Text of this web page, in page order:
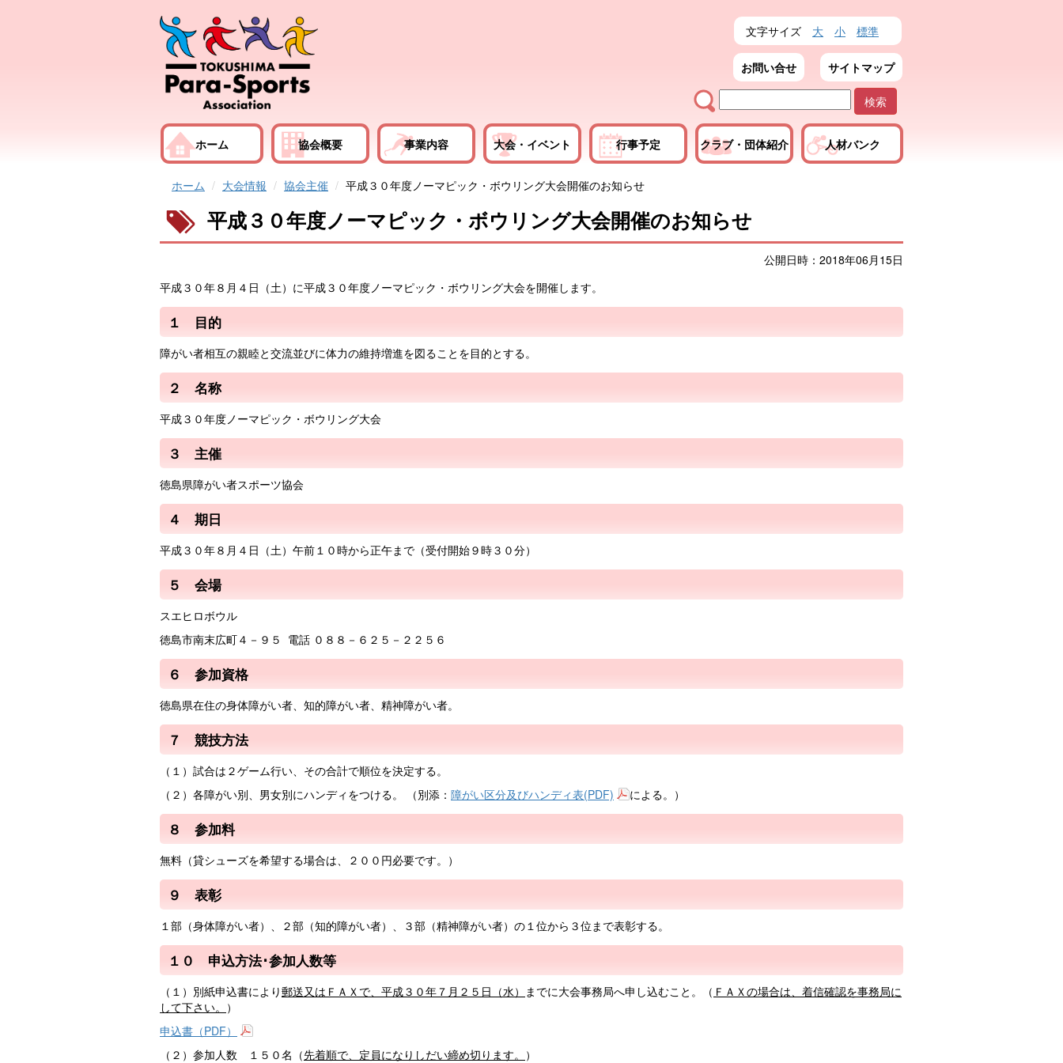
文字サイズ 大 小 標準
お問い合せ サイトマップ
ホーム 協会概要 事業内容 大会・イベント 行事予定 クラブ・団体紹介 人材バンク
ホーム 大会情報 協会主催 平成３０年度ノーマピック・ボウリング大会開催のお知らせ
平成３０年度ノーマピック・ボウリング大会開催のお知らせ
公開日時：2018年06月15日
平成３０年８月４日（土）に平成３０年度ノーマピック・ボウリング大会を開催します。
１ 目的
障がい者相互の親睦と交流並びに体力の維持増進を図ることを目的とする。
２ 名称
平成３０年度ノーマピック・ボウリング大会
３ 主催
徳島県障がい者スポーツ協会
４ 期日
平成３０年８月４日（土）午前１０時から正午まで（受付開始９時３０分）
５ 会場
スエヒロボウル
徳島市南末広町４－９５ 電話 ０８８－６２５－２２５６
６ 参加資格
徳島県在住の身体障がい者、知的障がい者、精神障がい者。
７ 競技方法
（１）試合は２ゲーム行い、その合計で順位を決定する。
（２）各障がい別、男女別にハンディをつける。 （別添： 障がい区分及びハンディ表(PDF) による。）
８ 参加料
無料（貸シューズを希望する場合は、２００円必要です。）
９ 表彰
１部（身体障がい者）、２部（知的障がい者）、３部（精神障がい者）の１位から３位まで表彰する。
１０ 申込方法･参加人数等
（１）別紙申込書により郵送又はＦＡＸで、平成３０年７月２５日（水） までに大会事務局へ申し込むこと。（ ＦＡＸの場合は、着信確認を事務局に
して下さい。 ）
申込書（PDF）
（２）参加人数 １５０名（先着順で、定員になりしだい締め切ります。 ）